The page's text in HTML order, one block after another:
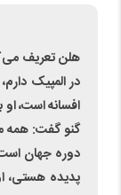
هلن تعریف
در المپیک
افسانه است،
گنو گفت: همه
دوره جهان
پدیده هستی،